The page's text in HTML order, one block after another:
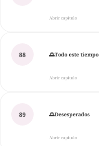
Abrir capítulo
88 🌅Todo este tiempo
Abrir capítulo
89 🌅Desesperados
Abrir capítulo